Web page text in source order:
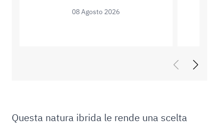
08 Agosto 2026
Questa natura ibrida le rende una scelta